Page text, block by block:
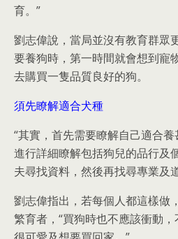
育。”
劉志偉說，當局並沒有教育群眾
要養狗時，第一時間就會想到寵
去購買一隻品質良好的狗。
須先瞭解適合犬種
“其實，首先需要瞭解自己適合
進行詳細瞭解包括狗兒的品行及
夫尋找資料，然後再找尋專業及
劉志偉指出，若每個人都這樣做
繁育者，“買狗時也不應該衝動